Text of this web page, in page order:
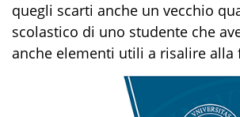
quegli scarti anche un vecchio
scolastico di uno studente che
anche elementi utili a risalire alla